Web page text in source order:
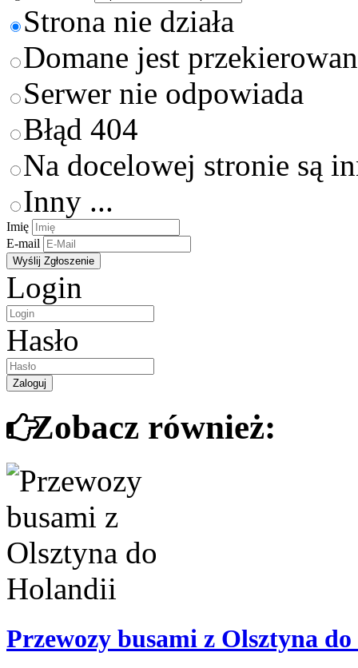
Strona nie działa
Domane jest
Serwer nie odpowiada
Błąd 404
Na docelowej stronie są
Inny ...
Imię
E-mail
Login
Hasło
Zobacz również:
Przewozy busami z Olsztyna